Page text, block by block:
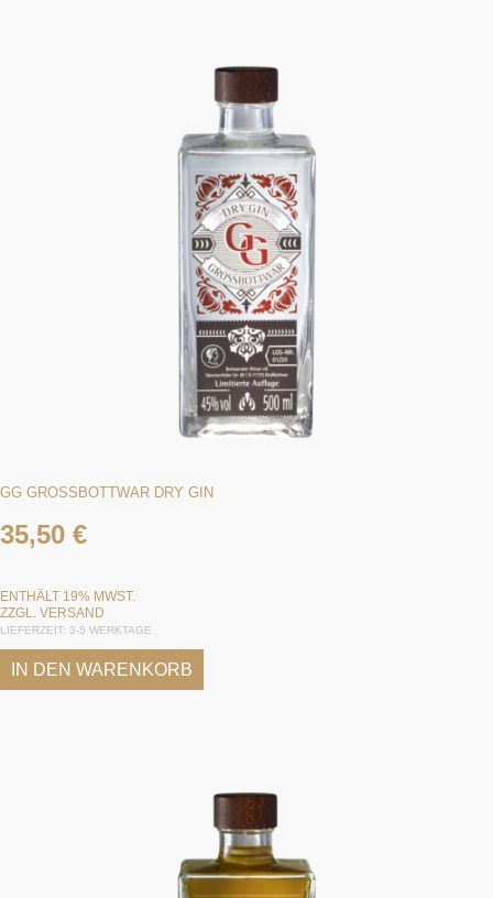
GG GROSSBOTTWAR DRY GIN
35,50 €
ENTHÄLT 19% MWST.
ZZGL. VERSAND
LIEFERZEIT: 3-5 WERKTAGE
IN DEN WARENKORB